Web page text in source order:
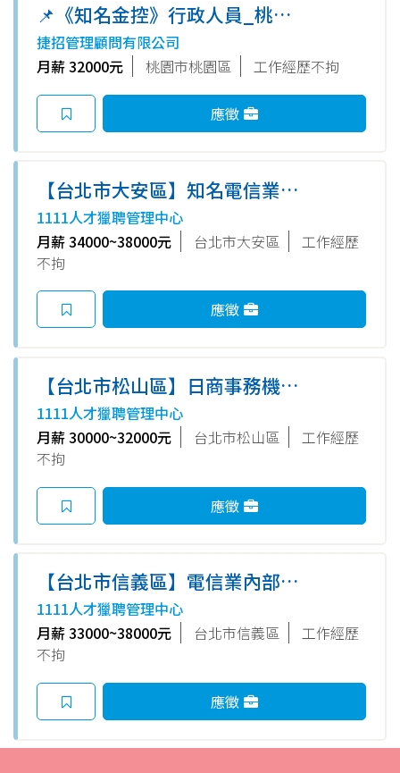
📌《知名金控》行政人員_桃竹
區業務部
捷招管理顧問有限公司
月薪 32000元
桃園市桃園區 工作經歷不拘
應徵
【台北市大安區】知名電信業✨
客訴管理師(近捷運六張犁站)
1111人才獵聘管理中心
月薪 34000~38000元
台北市大安區
工作經歷
不拘
應徵
【台北市松山區】日商事務機公
司⭐客服專員(職務代理一年期)
1111人才獵聘管理中心
月薪 30000~32000元
台北市松山區
工作經歷
不拘
應徵
【台北市信義區】電信業內部-
帳務處管理師
1111人才獵聘管理中心
月薪 33000~38000元
台北市信義區
工作經歷
不拘
應徵